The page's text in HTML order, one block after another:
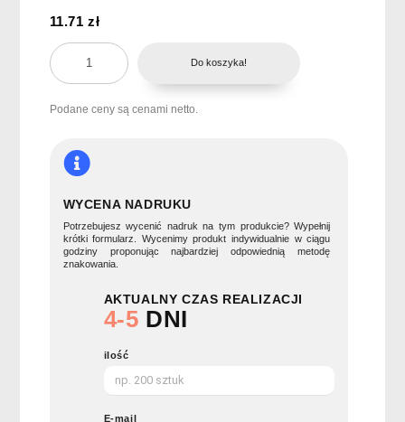
11.71zł
ilość
Kabel
ładowania
CABIE
Do koszyka!
Podane ceny są cenami netto.
WYCENA NADRUKU
Potrzebujesz wycenić nadruk na tym produkcie? Wypełnij
krótki formularz. Wycenimy produkt indywidualnie w ciągu
godziny proponując najbardziej odpowiednią metodę
znakowania.
AKTUALNY CZAS REALIZACJI
4-5 DNI
ilość
E-mail